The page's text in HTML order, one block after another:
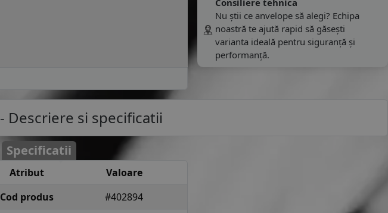
Consiliere tehnica
Nu știi ce anvelope să alegi? Echipa
noastră te ajută rapid să găsești
varianta ideală pentru siguranță și
performanță.
- Descriere si specificatii
Specificatii
Atribut
Valoare
Cod produs
#402894